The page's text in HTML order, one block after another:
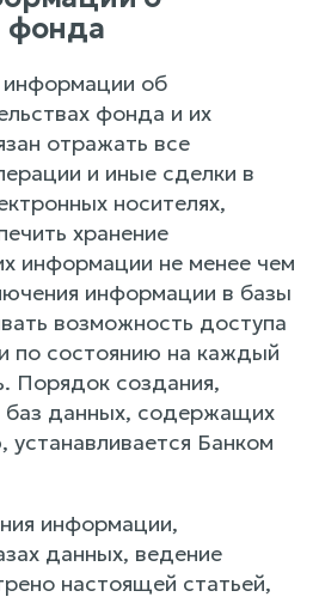
фонда
информации об
фонда и их
отражать все
и иные сделки в
носителях,
хранение
информации не менее чем
информации в базы
возможность доступа
по состоянию на каждый
Порядок создания,
баз данных, содержащих
Банком
информации,
данных, ведение
настоящей статьей,